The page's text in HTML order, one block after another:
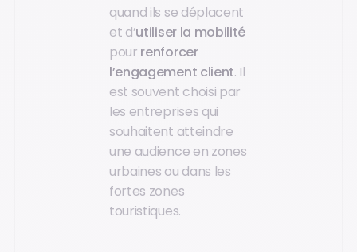
quand ils se déplacent
et d’utiliser la mobilité
pour renforcer
l’engagement client. Il
est souvent choisi par
les entreprises qui
souhaitent atteindre
une audience en zones
urbaines ou dans les
fortes zones
touristiques.